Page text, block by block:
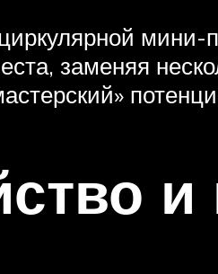
мини-
заменяя
и